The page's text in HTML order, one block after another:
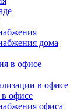
дома
в офисе
в офисе
офисе
офиса